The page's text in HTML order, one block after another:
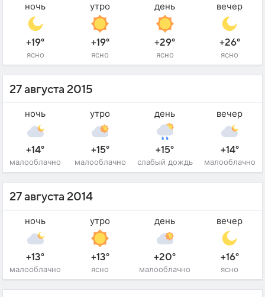
ночь
+19°
ясно
утро
+19°
ясно
день
+29°
ясно
вечер
+26°
ясно
27 августа 2015
ночь
+14°
малооблачно
утро
+15°
малооблачно
день
+15°
слабый дождь
вечер
+14°
малооблачно
27 августа 2014
ночь
+13°
малооблачно
утро
+13°
ясно
день
+20°
малооблачно
вечер
+16°
ясно